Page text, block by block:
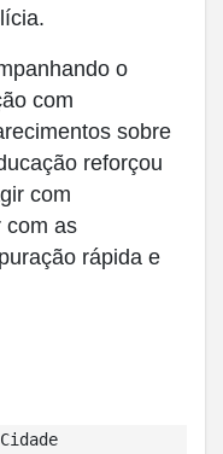
o
com
sobre
reforçou
com
com as
rápida e